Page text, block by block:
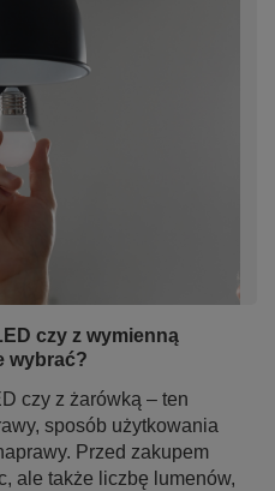
czy z wymienną
wybrać?
czy z żarówką – ten
sposób użytkowania
Przed zakupem
ale także liczbę lumenów,